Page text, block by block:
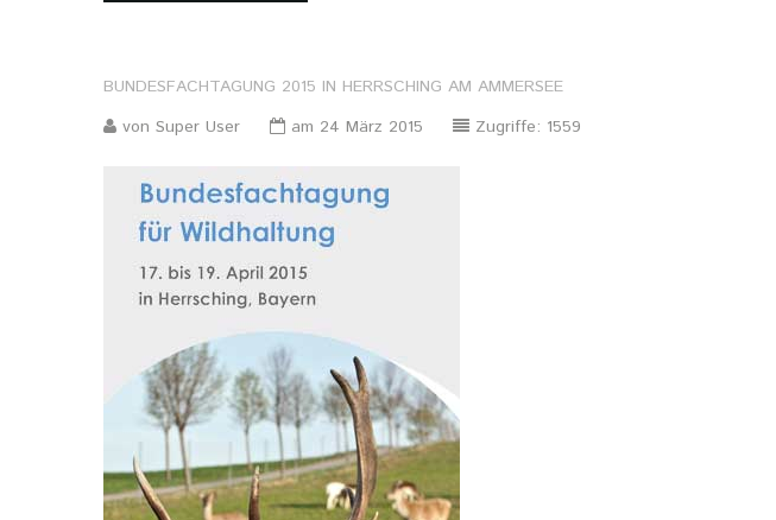
BUNDESFACHTAGUNG 2015 IN HERRSCHING AM AMMERSEE
von Super User
am 24 März 2015 Zugriffe: 1559